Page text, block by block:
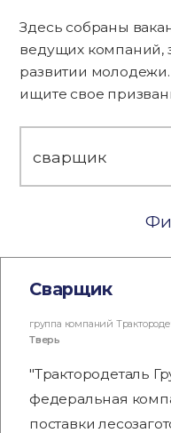
Здесь собраны
ведущих компаний,
развитии
ищите свое
Сварщик
группа компаний
Тверь
"Трактородеталь
федеральная
поставки